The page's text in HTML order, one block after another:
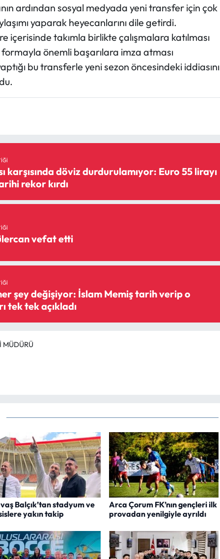
ardından sosyal medyada yeni transfer için çok
yaparak heyecanlarını dile getirdi.
içerisinde takımla birlikte çalışmalara katılması
formayla önemli başarılara imza atması
bu transferle yeni sezon öncesindeki iddiasını
karşısında döviz durdurulamıyor: Euro 55 lirayı
rekor kırdı
vefat etti
şey değişiyor: İslam Memiş tarih verip o
tek tek açıkladı
MÜDÜRÜ
Balçık’tan stadyum ve
yakın takip
Arca Çorum FK’nın gençleri ilk
provadan yenilgiyle ayrıldı